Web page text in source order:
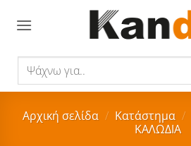
για..
Αρχική σελίδα / Κατάστημα /
ΚΑΛΩΔΙΑ